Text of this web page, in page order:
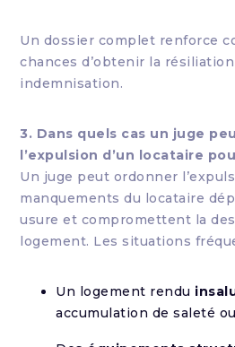
Un dossier complet renforce
chances d’obtenir la
indemnisation.
3. Dans quels cas un juge
l’expulsion d’un locataire
Un juge peut ordonner
manquements du locataire
usure et compromettent la
logement. Les situations
Un logement rendu
accumulation de saleté